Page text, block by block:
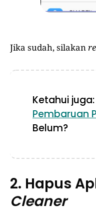
Jika sudah, silakan
Ketahui
Pembaruan
Belum?
2. Hapus
Cleaner